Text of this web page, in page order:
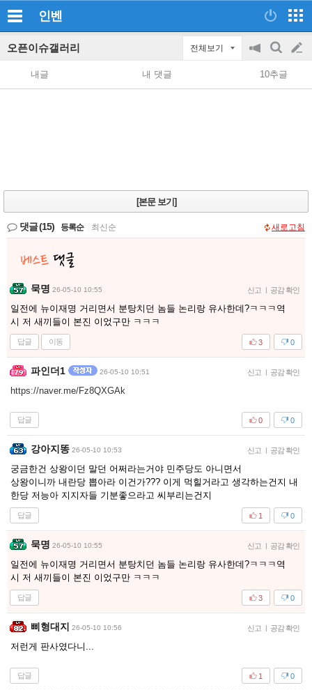
인벤
오픈이슈갤러리 전체보기
공
지
on/off
검
색
글
쓰
내글 내 댓글 10추글
[본문 보기]
댓글(15) 등록순 최신순 새로고침
묵명 26-05-10 10:55 신고 | 공감 확인
일전에 뉴이재명 거리면서 분탕치던 놈들 논리랑 유사한데?ㅋㅋㅋ역
시 저 새끼들이 본진 이었구만 ㅋㅋㅋ
답글 이동 0
3
파인더1 26-05-10 10:51 신고 | 공감 확인
https://naver.me/Fz8QXGAk
답글 0
0
강아지똥 26-05-10 10:53 신고 | 공감 확인
궁금한건 상왕이던 말던 어쩌라는거야 민주당도 아니면서
상왕이니까 내란당 뽑아라 이건가??? 이게 먹힐거라고 생각하는건지 내
한당 저능아 지지자들 기분좋으라고 씨부리는건지
답글 0
1
묵명 26-05-10 10:55 신고 | 공감 확인
일전에 뉴이재명 거리면서 분탕치던 놈들 논리랑 유사한데?ㅋㅋㅋ역
시 저 새끼들이 본진 이었구만 ㅋㅋㅋ
답글 0
3
삐형대지 26-05-10 10:56 신고 | 공감 확인
저런게 판사였다니...
답글 0
1